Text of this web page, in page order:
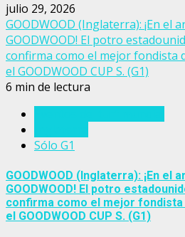
julio 29, 2026
GOODWOOD (Inglaterra): ¡En el
GOODWOOD! El potro
confirma como el mejor fondista
el GOODWOOD CUP S. (G1)
6 min de lectura
Sólo G1
GOODWOOD (Inglaterra): ¡En el
GOODWOOD! El potro
confirma como el mejor
el GOODWOOD CUP S. (G1)